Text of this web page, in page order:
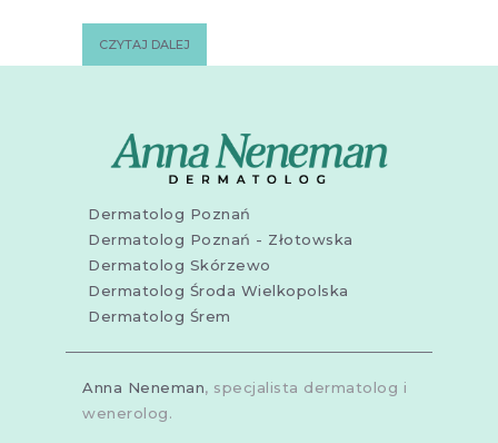
CZYTAJ DALEJ
Dermatolog Poznań
Dermatolog Poznań - Złotowska
Dermatolog Skórzewo
Dermatolog Środa Wielkopolska
Dermatolog Śrem
Anna Neneman, specjalista dermatolog i
wenerolog.